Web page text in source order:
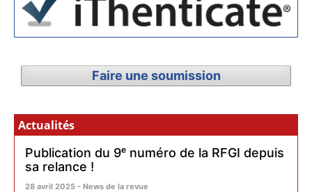
Faire une soumission
Actualités
Publication du 9ᵉ numéro de la RFGI depuis
sa relance !
28 avril 2025 - News de la revue